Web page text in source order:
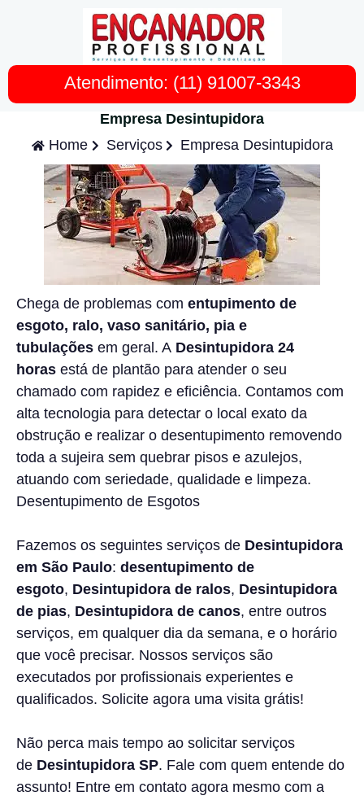
Atendimento: (11) 91007-3343
Empresa Desintupidora
Home
Serviços Empresa Desintupidora
Chega de problemas com entupimento de
esgoto, ralo, vaso sanitário, pia e
tubulações em geral. A Desintupidora 24
horas está de plantão para atender o seu
chamado com rapidez e eficiência. Contamos com
alta tecnologia para detectar o local exato da
obstrução e realizar o desentupimento removendo
toda a sujeira sem quebrar pisos e azulejos,
atuando com seriedade, qualidade e limpeza.
Desentupimento de Esgotos
Fazemos os seguintes serviços de Desintupidora
em São Paulo: desentupimento de
esgoto, Desintupidora de ralos, Desintupidora
de pias, Desintupidora de canos, entre outros
serviços, em qualquer dia da semana, e o horário
que você precisar. Nossos serviços são
executados por profissionais experientes e
qualificados. Solicite agora uma visita grátis!
Não perca mais tempo ao solicitar serviços
de Desintupidora SP. Fale com quem entende do
assunto! Entre em contato agora mesmo com a